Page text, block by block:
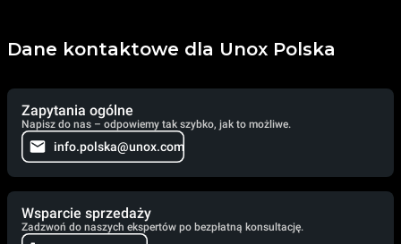
Dane kontaktowe dla Unox Polska
Zapytania ogólne
Napisz do nas – odpowiemy tak szybko, jak to możliwe.
info.polska@unox.com
Wsparcie sprzedaży
Zadzwoń do naszych ekspertów po bezpłatną konsultację.